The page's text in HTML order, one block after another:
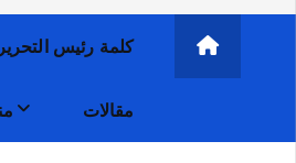
كلمة رئيس التحرير
مقالات